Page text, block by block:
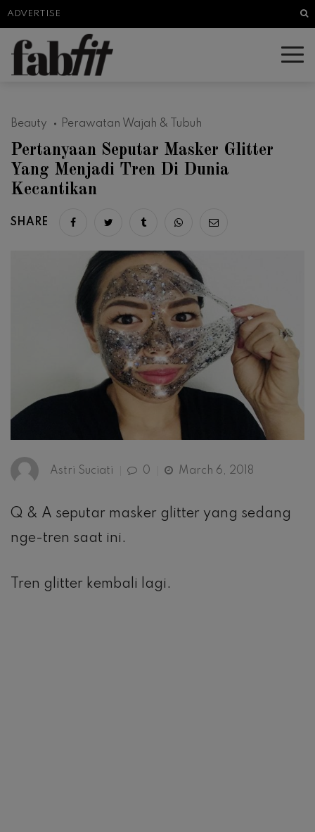
ADVERTISE
Beauty Perawatan Wajah & Tubuh
Pertanyaan Seputar Masker Glitter
Yang Menjadi Tren Di Dunia
Kecantikan
SHARE Share on facebook
Share on twitter
Share on tumblr
Share via whatsapp
Share via email
Astri Suciati 0 March 6, 2018
Q & A seputar masker glitter yang sedang
nge-tren saat ini.
Tren glitter kembali lagi.